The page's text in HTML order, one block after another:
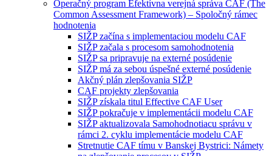
Operačný program Efektívna verejná správa CAF (The
Common Assessment Framework) – Spoločný rámec
hodnotenia
SIŽP začína s implementaciou modelu CAF
SIŽP začala s procesom samohodnotenia
SIŽP sa pripravuje na externé posúdenie
SIŽP má za sebou úspešné externé posúdenie
Akčný plán zlepšovania SIŽP
CAF projekty zlepšovania
SIŽP získala titul Effective CAF User
SIŽP pokračuje v implementácii modelu CAF
SIŽP aktualizovala Samohodnotiacu správu v
rámci 2. cyklu implementácie modelu CAF
Stretnutie CAF tímu v Banskej Bystrici: Námety